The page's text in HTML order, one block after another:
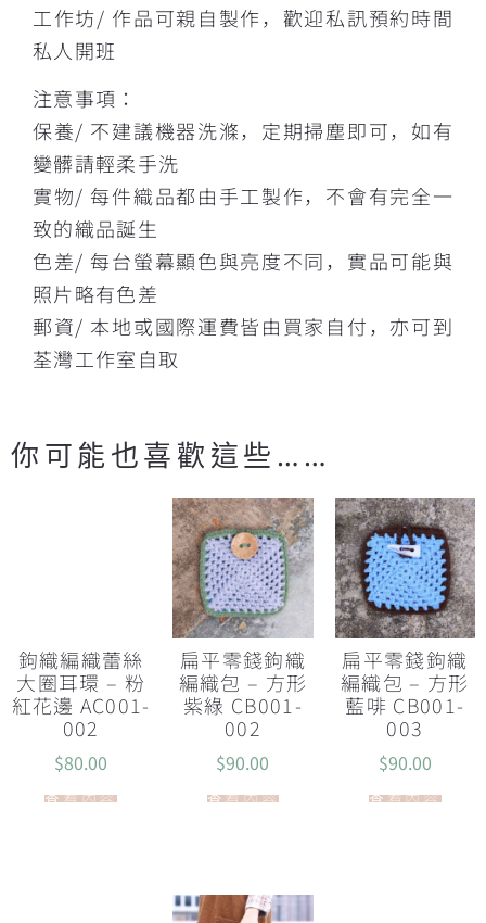
工作坊/ 作品可親自製作，歡迎私訊預約時間
私人開班
注意事項：
保養/ 不建議機器洗滌，定期掃塵即可，如有
變髒請輕柔手洗
實物/ 每件織品都由手工製作，不會有完全一
致的織品誕生
色差/ 每台螢幕顯色與亮度不同，實品可能與
照片略有色差
郵資/ 本地或國際運費皆由買家自付，亦可到
荃灣工作室自取
你可能也喜歡這些……
鉤織編織蕾絲
大圈耳環 – 粉
紅花邊 AC001-
002
$80.00
查看內容
扁平零錢鉤織
編織包 – 方形
紫綠 CB001-
002
$90.00
查看內容
扁平零錢鉤織
編織包 – 方形
藍啡 CB001-
003
$90.00
查看內容